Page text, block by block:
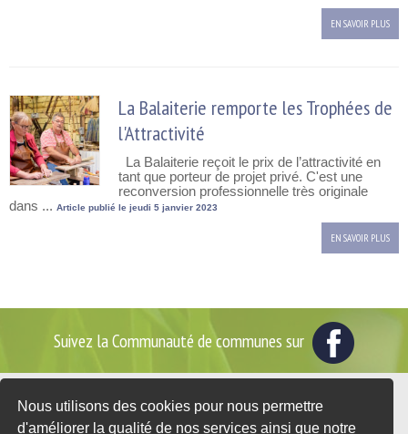
Nous utilisons des cookies pour nous permettre
d'améliorer la qualité de nos services ainsi que notre
EN SAVOIR PLUS
La Balaiterie remporte les Trophées de
l'Attractivité
La Balaiterie reçoit le prix de l’attractivité en
tant que porteur de projet privé. C'est une
reconversion professionnelle très originale
dans ... Article publié le jeudi 5 janvier 2023
EN SAVOIR PLUS
Suivez la Communauté de communes sur
2 place du Général de Gaulle - BP35